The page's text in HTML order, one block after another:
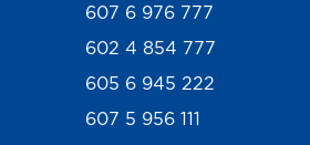
607 6 976 777
602 4 854 777
605 6 945 222
607 5 956 111